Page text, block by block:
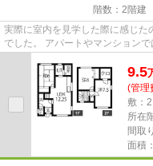
階数：2階建
実際に室内を見学した際に感じた
でした。 アパートやマンション
9.5
(管理
敷：
所在
間取
面積